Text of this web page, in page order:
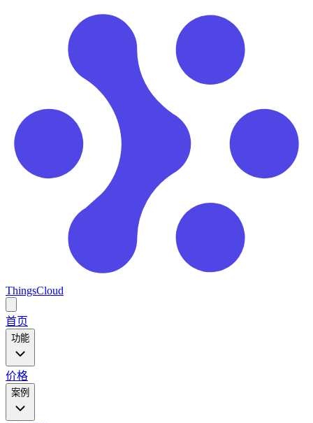
ThingsCloud
main
menu
首页
功能
价格
案例